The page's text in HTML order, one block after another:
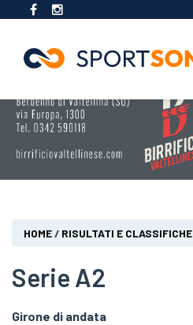
al
contenuto
Tu
qui
HOME/ RISULTATI E CLASSIFICHE
Serie A2
Girone di andata